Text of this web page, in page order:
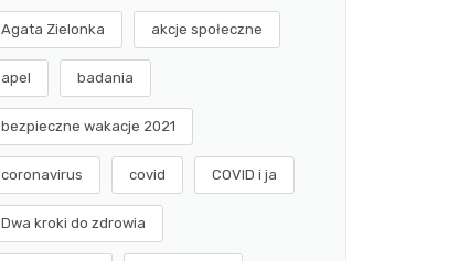
Agata Zielonka akcje społeczne
apel badania
bezpieczne wakacje 2021
coronavirus covid COVID i ja
Dwa kroki do zdrowia